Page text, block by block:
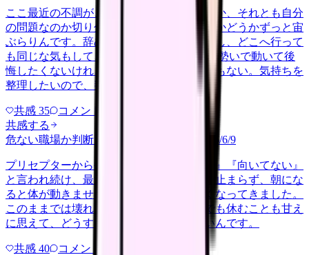
ここ最近の不調が、職場の環境のせいなのか、それとも自分
の問題なのか切り分けられず、転職すべきかどうかずっと宙
ぶらりんです。辞めれば楽になる気もするし、どこへ行って
も同じな気もして、決め手がありません。 勢いで動いて後
悔したくないけれど、このまま留まる根拠もない。気持ちを
整理したいので、判断材料の集…
共感 35 コメント
共感する
危ない職場か判断してほしい
2026/6/9
プリセプターから毎日のように『辞めれば』『向いてない』
と言われ続け、最近は職場が近づくと涙が止まらず、朝にな
ると体が動きません。食事も喉を通らなくなってきました。
このままでは壊れてしまう気がします。でも休むことも甘え
に思えて、どうすればいいのか分からないんです。
共感 40 コメント